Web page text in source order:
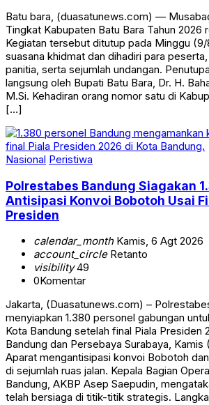
Batu bara, (duasatunews.com) —
Tingkat Kabupaten Batu Bara Tahun 2026
Kegiatan tersebut ditutup pada Minggu
suasana khidmat dan dihadiri para
panitia, serta sejumlah undangan.
langsung oleh Bupati Batu Bara, Dr. H.
M.Si. Kehadiran orang nomor satu di
[…]
Nasional Peristiwa
Polrestabes Bandung Siagakan
Antisipasi Konvoi Bobotoh Usai
Presiden
calendar_monthKamis, 6 Agt 2026
account_circleRetanto
visibility49
0Komentar
Jakarta, (Duasatunews.com) –
menyiapkan 1.380 personel gabungan
Kota Bandung setelah final Piala Presiden
Bandung dan Persebaya Surabaya,
Aparat mengantisipasi konvoi Bobotoh
di sejumlah ruas jalan. Kepala Bagian
Bandung, AKBP Asep Saepudin,
telah bersiaga di titik-titik strategis.